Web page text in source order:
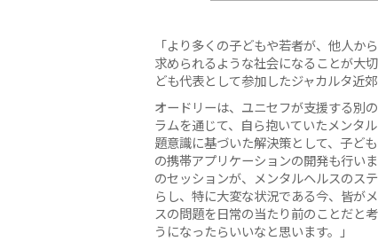
「より多くの子どもや若者が、他人
求められるような社会になることが大
ども代表として参加したジャカルタ近
オードリーは、ユニセフが支援する別
ラムを通じて、自ら抱いていたメンタ
題意識に基づいた解決策として、子ど
の携帯アプリケーションの開発も行い
のセッションが、メンタルヘルスのス
らし、特に大変な状況である今、皆が
スの問題を日常の当たり前のことだと
うになったらいいなと思います。」